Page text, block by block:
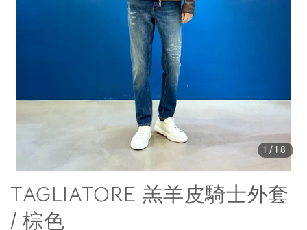
1 /18
TAGLIATORE 羔羊皮騎士外套
/ 棕色